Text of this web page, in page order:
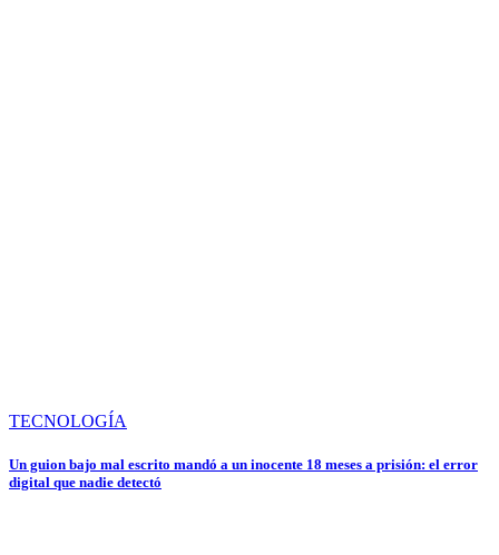
TECNOLOGÍA
Un guion bajo mal escrito mandó a un inocente 18 meses a prisión: el error
digital que nadie detectó